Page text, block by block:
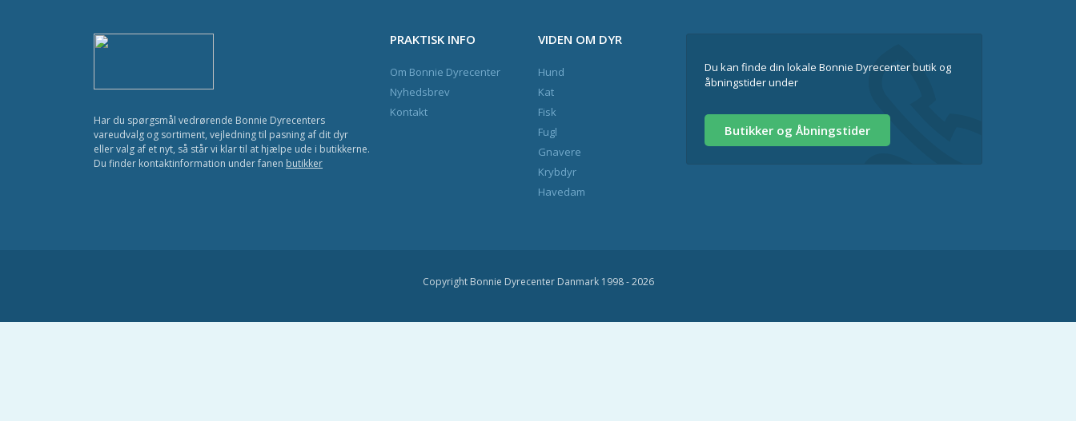
Har du spørgsmål vedrørende Bonnie Dyrecenters
vareudvalg og sortiment, vejledning til pasning af dit dyr
eller valg af et nyt, så står vi klar til at hjælpe ude i butikkerne.
Du finder kontaktinformation under fanen butikker
PRAKTISK INFO
Om Bonnie Dyrecenter
Nyhedsbrev
Kontakt
VIDEN OM DYR
Hund
Kat
Fisk
Fugl
Gnavere
Krybdyr
Havedam
Du kan finde din lokale Bonnie Dyrecenter butik og
åbningstider under
Butikker og Åbningstider
Copyright Bonnie Dyrecenter Danmark 1998 - 2026